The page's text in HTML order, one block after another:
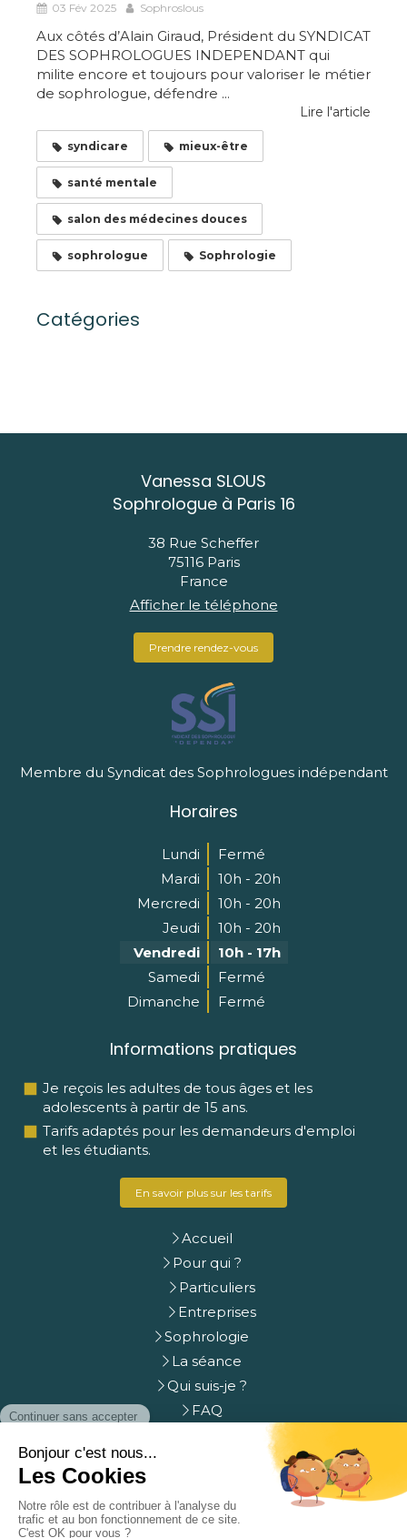
03 Fév 2025 Sophroslous
Aux côtés d’Alain Giraud, Président du SYNDICAT
DES SOPHROLOGUES INDEPENDANT qui
milite encore et toujours pour valoriser le métier
de sophrologue, défendre ...
Lire l'article
syndicare mieux-être
santé mentale
salon des médecines douces
sophrologue Sophrologie
Catégories
Vanessa SLOUS
Sophrologue à Paris 16
38 Rue Scheffer
75116 Paris
France
Afficher le téléphone
Prendre rendez-vous
Membre du Syndicat des Sophrologues indépendant
Horaires
Lundi
Fermé
Mardi
10h - 20h
Mercredi
10h - 20h
Jeudi
10h - 20h
Vendredi
10h - 17h
Samedi
Fermé
Dimanche
Fermé
Informations pratiques
Je reçois les adultes de tous âges et les
adolescents à partir de 15 ans.
Tarifs adaptés pour les demandeurs d'emploi
et les étudiants.
En savoir plus sur les tarifs
Accueil
Pour qui ?
Particuliers
Entreprises
Sophrologie
La séance
Qui suis-je ?
FAQ
Mentions légales